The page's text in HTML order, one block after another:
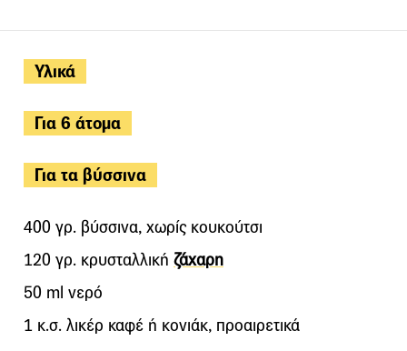
Υλικά
Για 6 άτομα
Για τα βύσσινα
400 γρ. βύσσινα, χωρίς κουκούτσι
120 γρ. κρυσταλλική ζάχαρη
50 ml νερό
1 κ.σ. λικέρ καφέ ή κονιάκ, προαιρετικά